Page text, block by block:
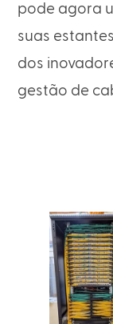
pode agora
suas
dos
gestão de